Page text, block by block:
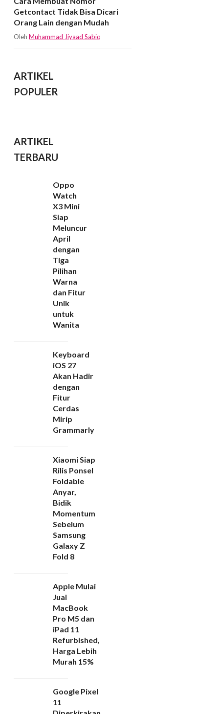
Getcontact Tidak Bisa Dicari
Orang Lain dengan Mudah
Oleh Muhammad Jiyaad Sabiq
ARTIKEL
POPULER
ARTIKEL
TERBARU
Oppo
Watch
X3 Mini
Siap
Meluncur
April
dengan
Tiga
Pilihan
Warna
dan Fitur
Unik
untuk
Wanita
Keyboard
iOS 27
Akan Hadir
dengan
Fitur
Cerdas
Mirip
Grammarly
Xiaomi Siap
Rilis Ponsel
Foldable
Anyar,
Bidik
Momentum
Sebelum
Samsung
Galaxy Z
Fold 8
Apple Mulai
Jual
MacBook
Pro M5 dan
iPad 11
Refurbished,
Harga Lebih
Murah 15%
Google Pixel
11